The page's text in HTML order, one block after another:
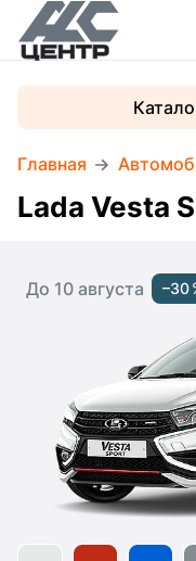
Главная
Lada Vesta
До 10 августа –30